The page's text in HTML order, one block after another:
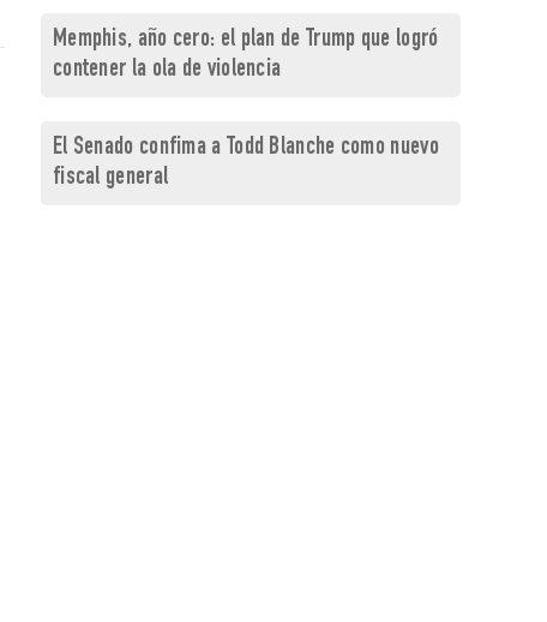
Memphis, año cero: el plan de Trump que logró
contener la ola de violencia
El Senado confima a Todd Blanche como nuevo
fiscal general